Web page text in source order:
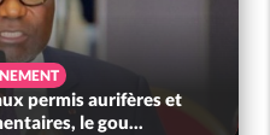
permis aurifères et
le gou...